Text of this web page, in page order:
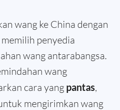
wang ke China dengan
penyedia
wang antarabangsa.
wang
cara yang pantas,
mengirimkan wang